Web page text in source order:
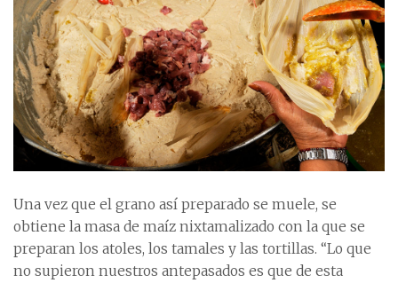
Una vez que el grano así preparado se muele, se
obtiene la masa de maíz nixtamalizado con la que se
preparan los atoles, los tamales y las tortillas. “Lo que
no supieron nuestros antepasados es que de esta